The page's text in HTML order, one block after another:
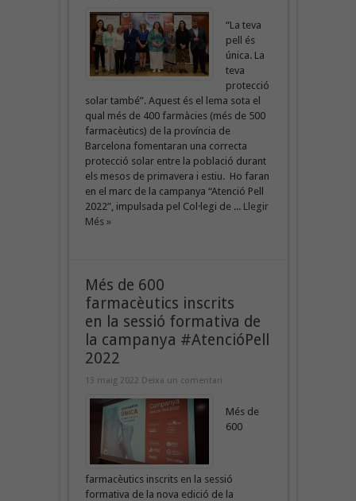
“La teva
pell és
única. La
teva
protecció
solar també”. Aquest és el lema sota el
qual més de 400 farmàcies (més de 500
farmacèutics) de la província de
Barcelona fomentaran una correcta
protecció solar entre la població durant
els mesos de primavera i estiu. Ho faran
en el marc de la campanya “Atenció Pell
2022”, impulsada pel Col·legi de ... Llegir
Més »
Més de 600
farmacèutics inscrits
en la sessió formativa de
la campanya #AtencióPell
2022
13 maig 2022 Deixa un comentari
Més de
600
farmacèutics inscrits en la sessió
formativa de la nova edició de la